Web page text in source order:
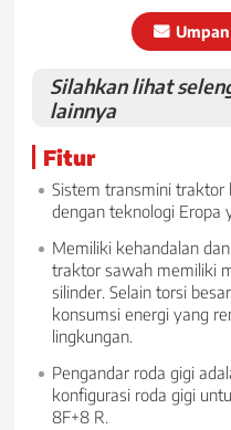
Silahkan lihat
lainnya
Fitur
Sistem transmini
dengan teknologi Eropa
Memiliki kehandalan
traktor sawah memiliki
silinder. Selain torsi
konsumsi energi yang
lingkungan.
Pengandar roda gigi
konfigurasi roda gigi
8F+8 R.